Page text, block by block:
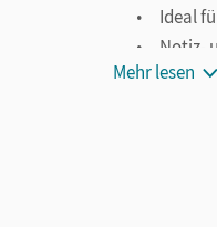
Ideal
Notiz-
Mehr lesen